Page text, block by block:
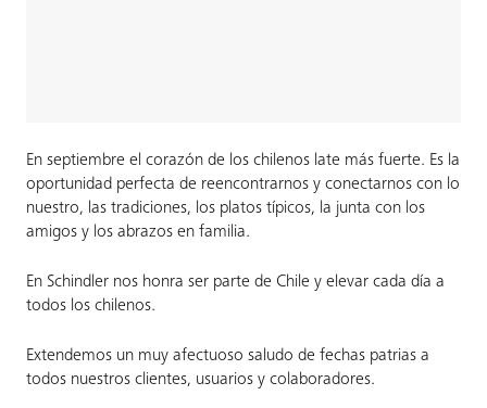
En septiembre el corazón de los chilenos late más fuerte. Es la
oportunidad perfecta de reencontrarnos y conectarnos con lo
nuestro, las tradiciones, los platos típicos, la junta con los
amigos y los abrazos en familia.
En Schindler nos honra ser parte de Chile y elevar cada día a
todos los chilenos.
Extendemos un muy afectuoso saludo de fechas patrias a
todos nuestros clientes, usuarios y colaboradores.